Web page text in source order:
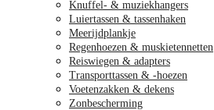
Knuffel- & muziekhangers
Luiertassen & tassenhaken
Meerijdplankje
Regenhoezen & muskietennetten
Reiswiegen & adapters
Transporttassen & -hoezen
Voetenzakken & dekens
Zonbescherming